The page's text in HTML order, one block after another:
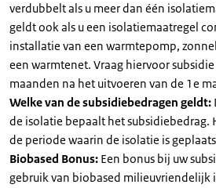
verdubbelt als u meer dan één
geldt ook als u een isolatiemaatregel
installatie van een warmtepomp,
een warmtenet. Vraag hiervoor
maanden na het uitvoeren van de 1e
Welke van de subsidiebedragen geldt:
de isolatie bepaalt het subsidiebedrag.
de periode waarin de isolatie is
Biobased Bonus: Een bonus bij uw
gebruik van biobased milieuvriendelijk